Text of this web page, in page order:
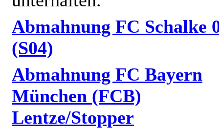
Abmahnung FC Schalke
(S04)
Abmahnung FC Bayern
München (FCB)
Lentze/Stopper